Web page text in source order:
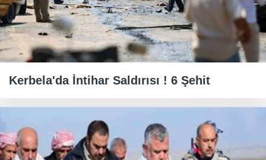
Kerbela'da İntihar Saldırısı ! 6 Şehit